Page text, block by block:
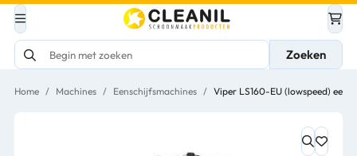
Zoeken
Home / Machines / Eenschijfsmachines / Viper LS160-EU (lowspeed)